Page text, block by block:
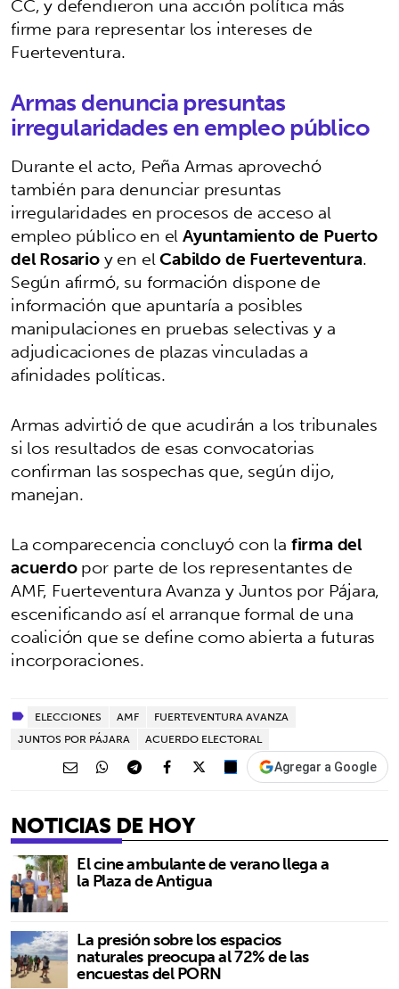
firme para representar los intereses de
Fuerteventura.
Armas denuncia presuntas
irregularidades en empleo público
Durante el acto, Peña Armas aprovechó
también para denunciar presuntas
irregularidades en procesos de acceso al
empleo público en elAyuntamiento de Puerto
del Rosarioy en elCabildo de Fuerteventura.
Según afirmó, su formación dispone de
información que apuntaría a posibles
manipulaciones en pruebas selectivas y a
adjudicaciones de plazas vinculadas a
afinidades políticas.
Armas advirtió de que acudirán a los tribunales
si los resultados de esas convocatorias
confirman las sospechas que, según dijo,
manejan.
La comparecencia concluyó con lafirma del
acuerdopor parte de los representantes de
AMF, Fuerteventura Avanza y Juntos por Pájara,
escenificando así el arranque formal de una
coalición que se define como abierta a futuras
incorporaciones.
ELECCIONES AMF
FUERTEVENTURA AVANZA
JUNTOS POR PÁJARA
ACUERDO ELECTORAL
Agregar a Google
NOTICIAS DE HOY
El cine ambulante de verano llega a
la Plaza de Antigua
La presión sobre los espacios
naturales preocupa al 72% de las
encuestas del PORN